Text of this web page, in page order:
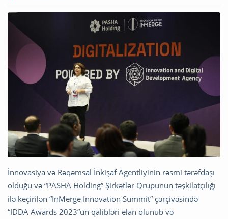
İnnovasiya və Rəqəmsal İnkişaf Agentliyinin rəsmi tərəfdaşı
olduğu və “PASHA Holding” Şirkətlər Qrupunun təşkilatçılığı
ilə keçirilən “InMerge Innovation Summit” çərçivəsində
“IDDA Awards 2023”ün qalibləri elan olunub və